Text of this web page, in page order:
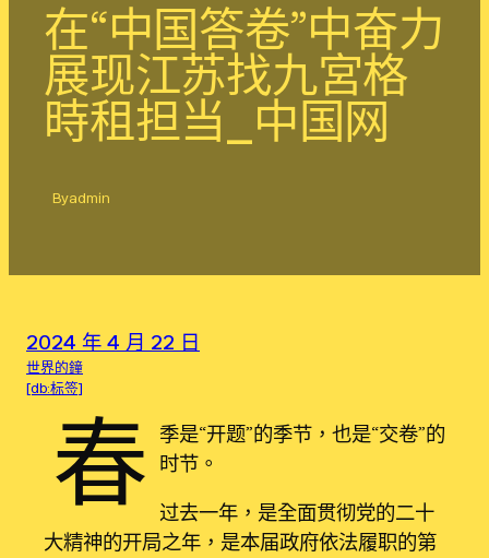
在“中国答卷”中奋力
展现江苏找九宮格
時租担当_中国网
Byadmin
2024 年 4 月 22 日
世界的鐘
[db:标签]
春
季是“开题”的季节，也是“交卷”的
时节。
过去一年，是全面贯彻党的二十
大精神的开局之年，是本届政府依法履职的第